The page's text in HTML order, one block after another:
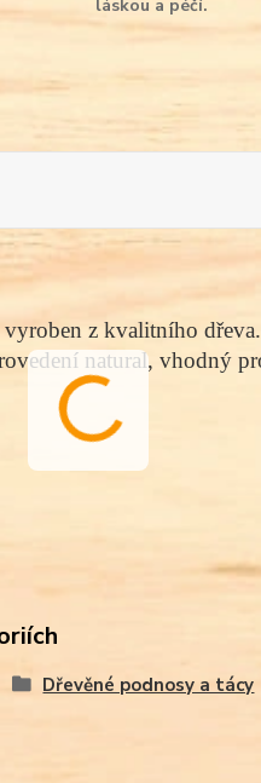
láskou a péčí.
z kvalitního dřeva.
natural, vhodný
Dřevěné podnosy a tácy